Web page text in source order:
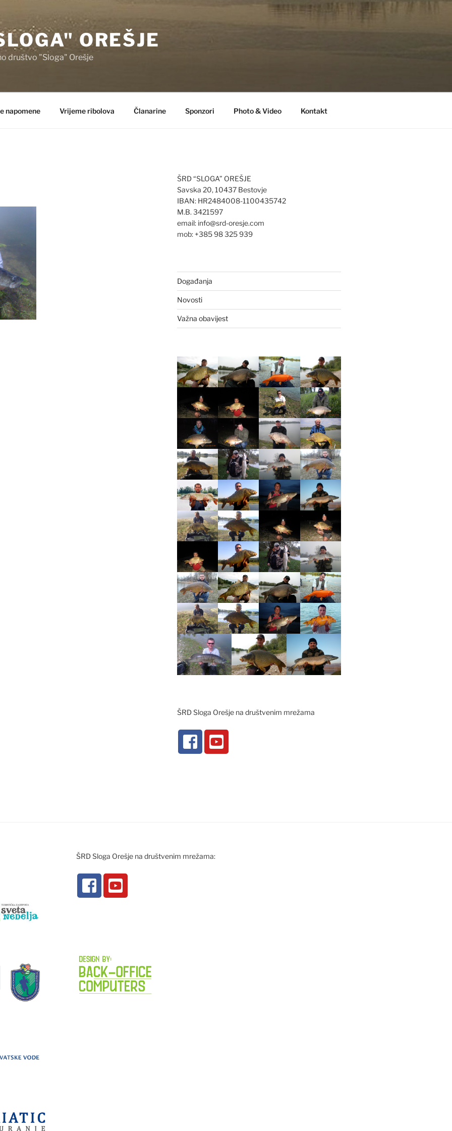
OREŠJE
društvo "Sloga" Orešje
napomene Vrijeme ribolova Članarine Sponzori Photo & Video Kontakt
ŠRD “SLOGA” OREŠJE
Savska 20, 10437 Bestovje
IBAN: HR2484008-1100435742
M.B. 3421597
email: info@srd-oresje.com
mob: +385 98 325 939
Događanja
Novosti
Važna obavijest
ŠRD Sloga Orešje na društvenim mrežama
ŠRD Sloga Orešje na društvenim mrežama: